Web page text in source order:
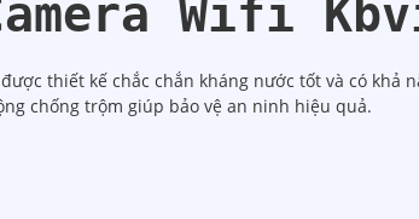
Wifi
thiết kế chắc chắn kháng nước tốt và có
chống trộm giúp bảo vệ an ninh hiệu quả.